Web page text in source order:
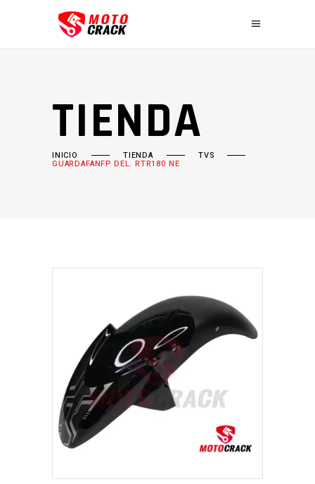
TIENDA
INICIO TIENDA TVS
GUARDAFANFP DEL. RTR180 NE